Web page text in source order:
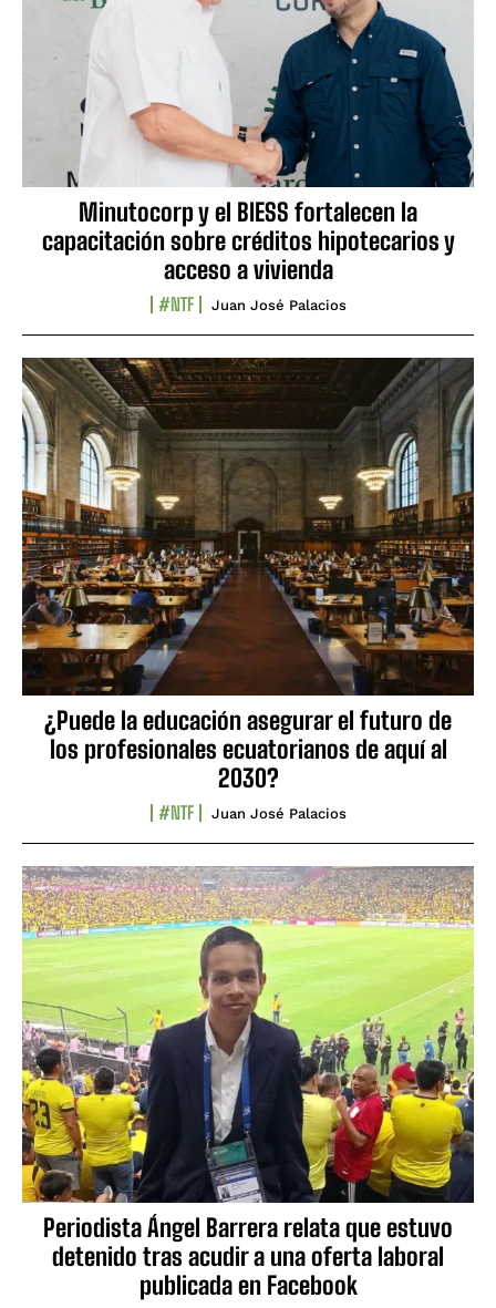
Minutocorp y el BIESS fortalecen la
capacitación sobre créditos hipotecarios y
acceso a vivienda
#NTF Juan José Palacios
¿Puede la educación asegurar el futuro de
los profesionales ecuatorianos de aquí al
2030?
#NTF Juan José Palacios
Periodista Ángel Barrera relata que estuvo
detenido tras acudir a una oferta laboral
publicada en Facebook